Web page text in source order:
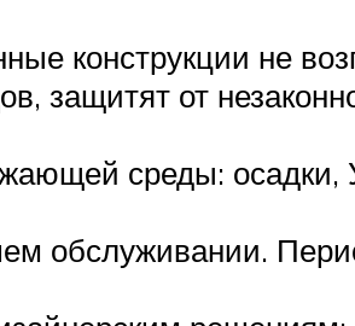
конструкции не
защитят от
среды:
обслуживании.